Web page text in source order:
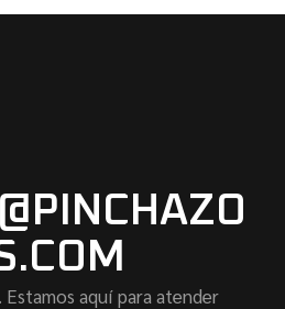
aquí para atender